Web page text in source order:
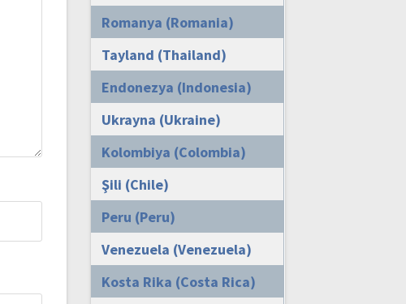
Romanya (Romania)
Tayland (Thailand)
Endonezya (Indonesia)
Ukrayna (Ukraine)
Kolombiya (Colombia)
Şili (Chile)
Peru (Peru)
Venezuela (Venezuela)
Kosta Rika (Costa Rica)